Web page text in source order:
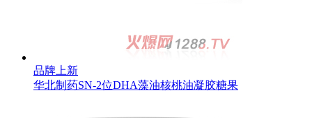
品牌上新
华北制药SN-2位DHA藻油核桃油凝胶糖果